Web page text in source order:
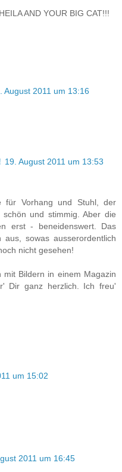
AND YOUR BIG CAT!!!
August 2011 um 13:16
19. August 2011 um 13:53
für Vorhang und Stuhl, der
und stimmig. Aber die
erst - beneidenswert. Das
sowas ausserordentlich
nicht gesehen!
Bildern in einem Magazin
Dir ganz herzlich. Ich freu'
um 15:02
2011 um 16:45